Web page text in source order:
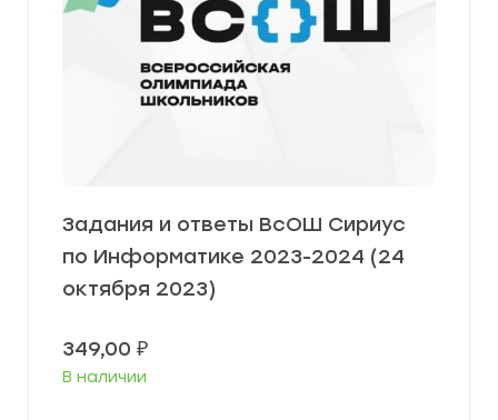
Задания и ответы ВсОШ Сириус
по Информатике 2023-2024 (24
октября 2023)
349,00 ₽
В наличии